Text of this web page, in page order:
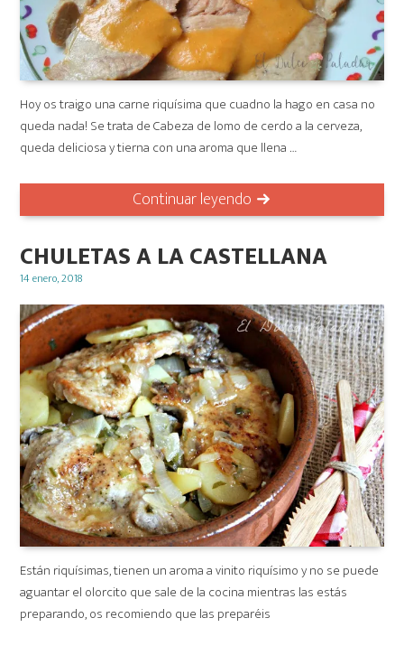
Hoy os traigo una carne riquísima que cuadno la hago en casa no
queda nada! Se trata de Cabeza de lomo de cerdo a la cerveza,
queda deliciosa y tierna con una aroma que llena …
Continuar leyendo
CHULETAS A LA CASTELLANA
Posted
14 enero, 2018
Están riquísimas, tienen un aroma a vinito riquísimo y no se puede
aguantar el olorcito que sale de la cocina mientras las estás
preparando, os recomiendo que las preparéis